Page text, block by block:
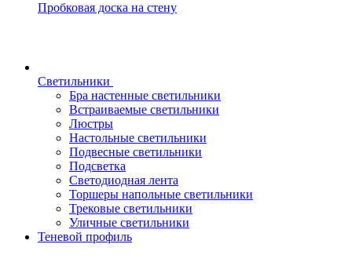
Пробковая доска на стену
Светильники
Бра настенные светильники
Встраиваемые светильники
Люстры
Настольные светильники
Подвесные светильники
Подсветка
Светодиодная лента
Торшеры напольные светильники
Трековые светильники
Уличные светильники
Теневой профиль